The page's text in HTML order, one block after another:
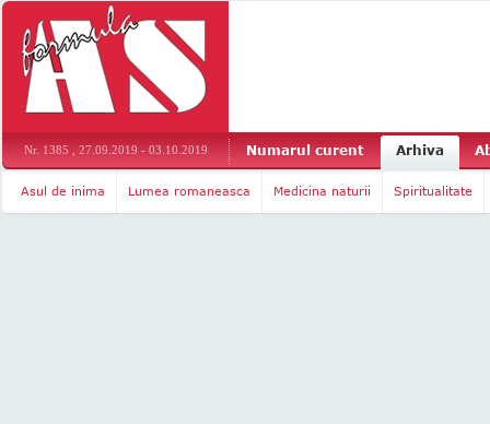
Nr. 1385 , 27.09.2019 - 03.10.2019 Numarul curent Arhiva
Asul de inima Lumea romaneasca Medicina naturii Spiritualitate